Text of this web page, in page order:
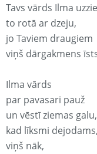
Tavs vārds Ilma
to rotā ar dzeju,
jo Taviem draugiem
viņš dārgakmens
Ilma vārds
par pavasari pauž
un vēstī ziemas galu,
kad līksmi dejodams,
viņš nāk,